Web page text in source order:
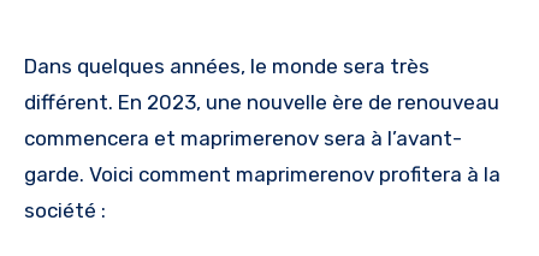
Dans quelques années, le monde sera très
différent. En 2023, une nouvelle ère de renouveau
commencera et maprimerenov sera à l’avant-
garde. Voici comment maprimerenov profitera à la
société :